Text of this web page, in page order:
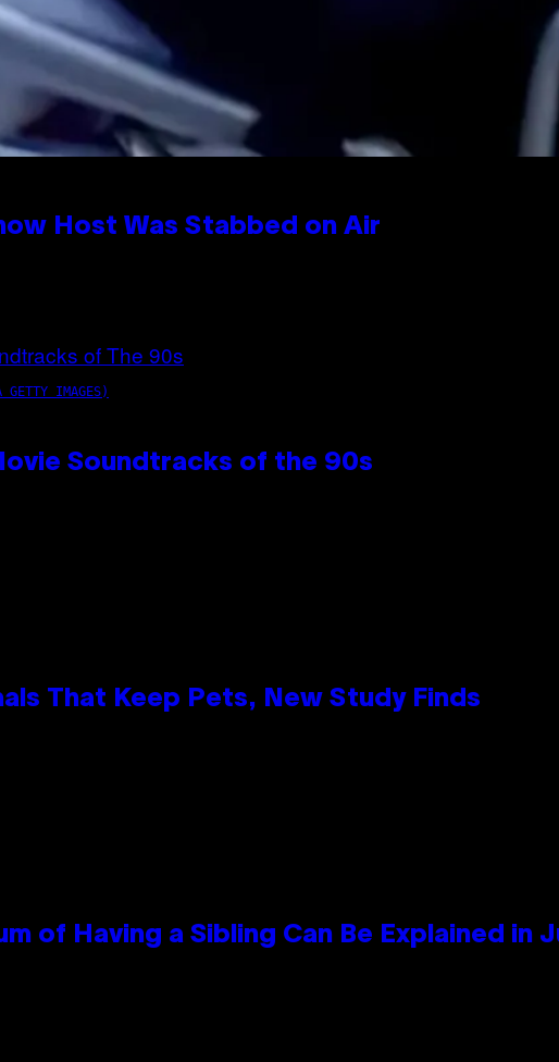
Host Was Stabbed on Air
GETTY IMAGES)
Soundtracks of the 90s
That Keep Pets, New Study Finds
of Having a Sibling Can Be Explained in